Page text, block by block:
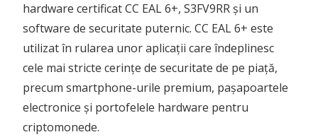
hardware certificat CC EAL 6+, S3FV9RR și un
software de securitate puternic. CC EAL 6+ este
utilizat în rularea unor aplicații care îndeplinesc
cele mai stricte cerințe de securitate de pe piață,
precum smartphone-urile premium, pașapoartele
electronice și portofelele hardware pentru
criptomonede.